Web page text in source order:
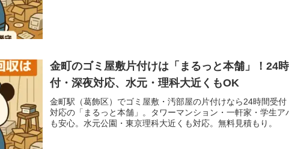
金町のゴミ屋敷片付けは「まるっと本舗」！24
付・深夜対応、水元・理科大近くもOK
金町駅（葛飾区）でゴミ屋敷・汚部屋の片付けなら24時間受付
対応の「まるっと本舗」。タワーマンション・一軒家・学生ア
も安心。水元公園・東京理科大近くも対応。無料見積もり。